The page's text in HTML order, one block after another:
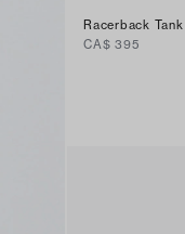
Racerback Tank
CA$ 395